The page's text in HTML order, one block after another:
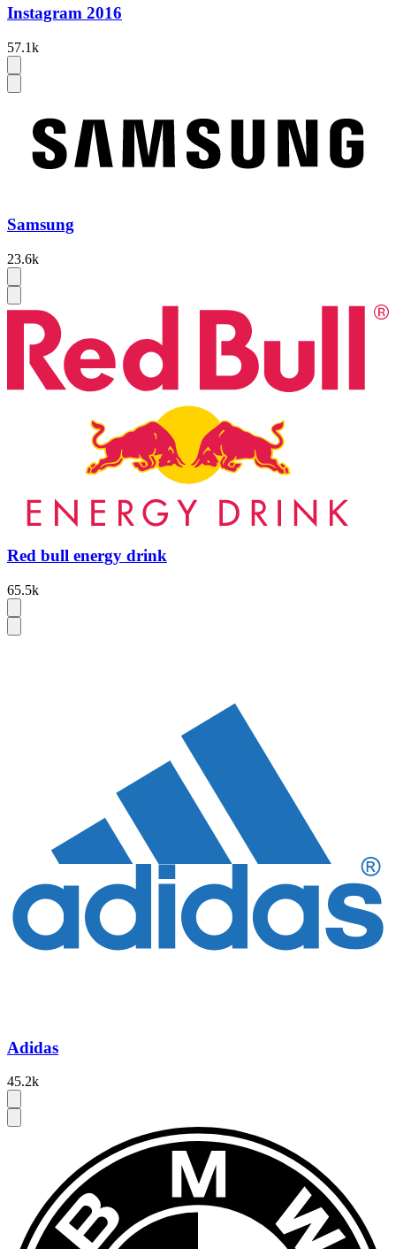
Instagram 2016
57.1k
Samsung
23.6k
Red bull energy drink
65.5k
Adidas
45.2k